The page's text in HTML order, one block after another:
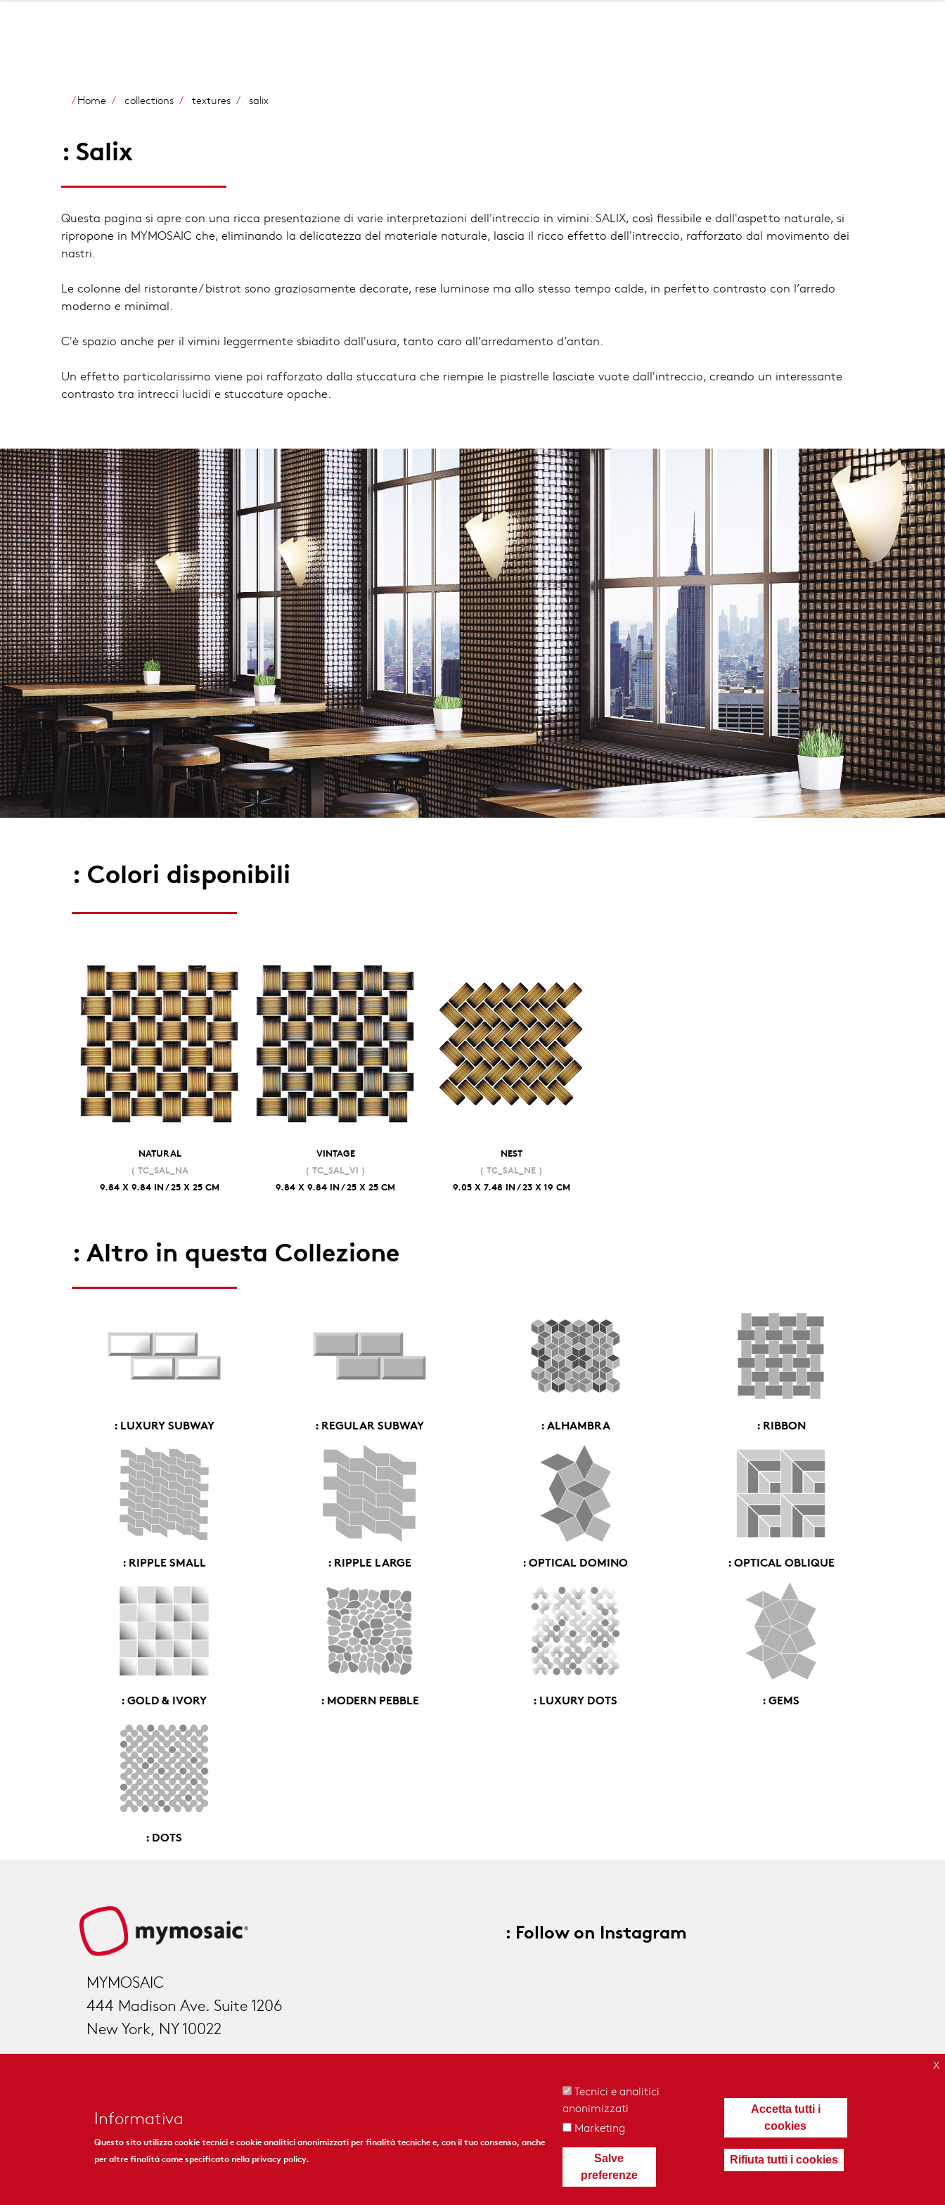
Home collections textures salix
: Salix
Questa pagina si apre con una ricca presentazione di varie interpretazioni dell'intreccio in vimini: SALIX, così flessibile e dall'aspetto naturale, si
ripropone in MYMOSAIC che, eliminando la delicatezza del materiale naturale, lascia il ricco effetto dell'intreccio, rafforzato dal movimento dei
nastri.
Le colonne del ristorante / bistrot sono graziosamente decorate, rese luminose ma allo stesso tempo calde, in perfetto contrasto con l’arredo
moderno e minimal.
C'è spazio anche per il vimini leggermente sbiadito dall'usura, tanto caro all’arredamento d’antan.
Un effetto particolarissimo viene poi rafforzato dalla stuccatura che riempie le piastrelle lasciate vuote dall'intreccio, creando un interessante
contrasto tra intrecci lucidi e stuccature opache.
: Colori disponibili
NATURAL
( TC_SAL_NA
9.84 X 9.84 IN / 25 X 25 CM
VINTAGE
( TC_SAL_VI )
9.84 X 9.84 IN / 25 X 25 CM
NEST
( TC_SAL_NE )
9.05 X 7.48 IN / 23 X 19 CM
: Altro in questa Collezione
: LUXURY SUBWAY : REGULAR SUBWAY : ALHAMBRA : RIBBON
: RIPPLE SMALL : RIPPLE LARGE : OPTICAL DOMINO : OPTICAL OBLIQUE
: GOLD & IVORY : MODERN PEBBLE : LUXURY DOTS : GEMS
: DOTS
: Follow on Instagram
MYMOSAIC
444 Madison Ave. Suite 1206
New York, NY 10022
© 2018 - MyMosaic Inc.|Cookies & Privacy Policy
Informativa
Questo sito utilizza cookie tecnici e cookie analitici anonimizzati per finalità tecniche e, con il tuo consenso, anche
per altre finalità come specificato nella privacy policy.
Tecnici e analitici
anonimizzati
Marketing
Salve
preferenze
Accetta tutti i
cookies
Rifiuta tutti i cookies